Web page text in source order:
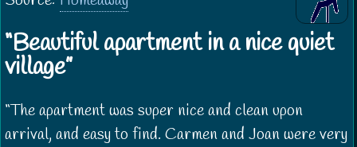
Beautiful apartment in a nice quiet
village
The apartment was super nice and clean upon
arrival, and easy to find. Carmen and Joan were very